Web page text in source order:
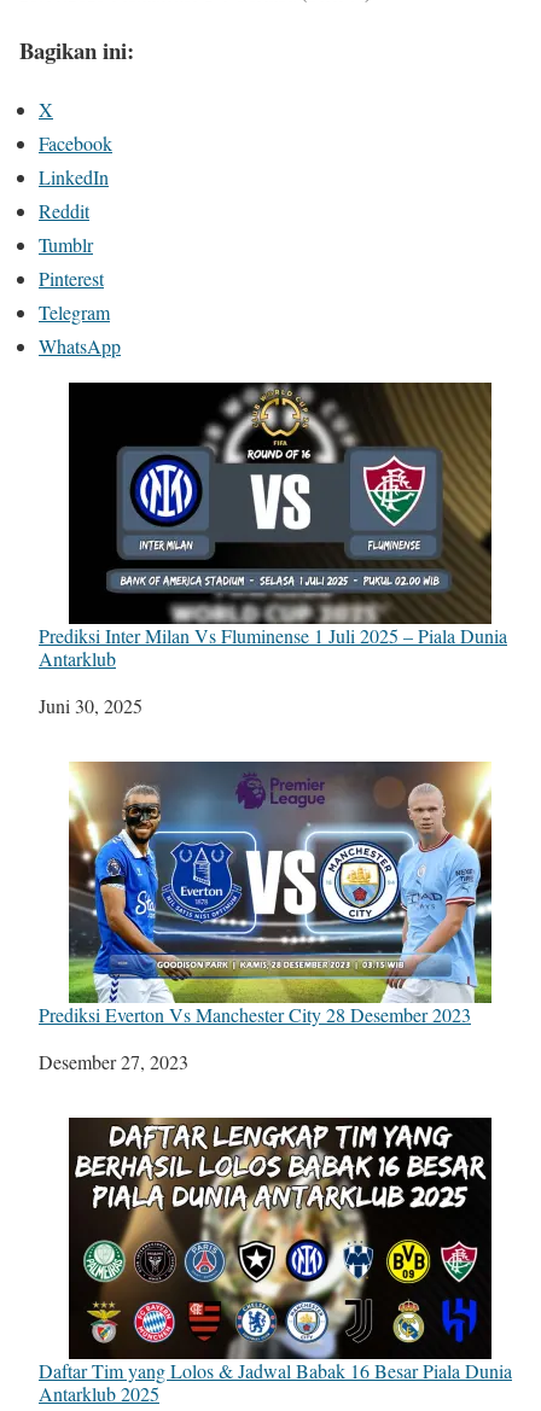
Bagikan ini:
X
Facebook
LinkedIn
Reddit
Tumblr
Pinterest
Telegram
WhatsApp
Prediksi Inter Milan Vs Fluminense 1 Juli 2025 – Piala Dunia
Antarklub
Tanggal
Juni 30, 2025
Prediksi Everton Vs Manchester City 28 Desember 2023
Tanggal
Desember 27, 2023
Daftar Tim yang Lolos & Jadwal Babak 16 Besar Piala Dunia
Antarklub 2025